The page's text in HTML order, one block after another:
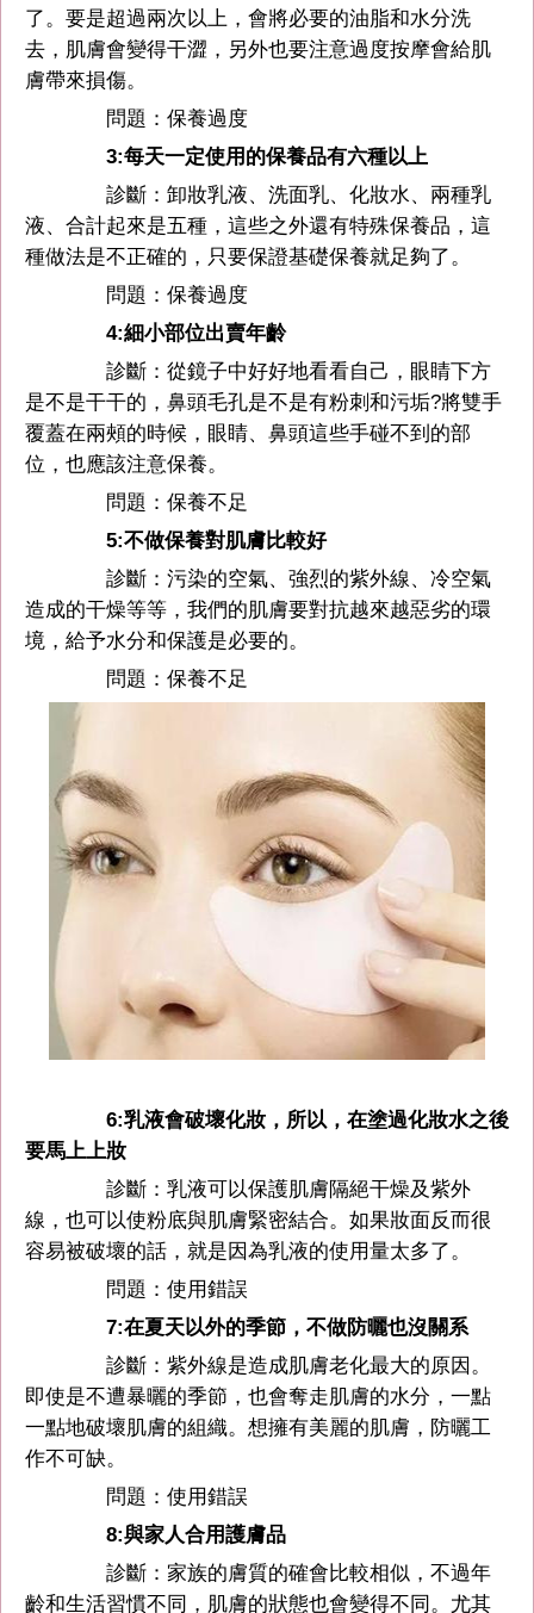
了。要是超過兩次以上，會將必要的油脂和水分洗
去，肌膚會變得干澀，另外也要注意過度按摩會給肌
膚帶來損傷。
問題：保養過度
3:每天一定使用的保養品有六種以上
診斷：卸妝乳液、洗面乳、化妝水、兩種乳
液、合計起來是五種，這些之外還有特殊保養品，這
種做法是不正確的，只要保證基礎保養就足夠了。
問題：保養過度
4:細小部位出賣年齡
診斷：從鏡子中好好地看看自己，眼睛下方
是不是干干的，鼻頭毛孔是不是有粉刺和污垢?將雙手
覆蓋在兩頰的時候，眼睛、鼻頭這些手碰不到的部
位，也應該注意保養。
問題：保養不足
5:不做保養對肌膚比較好
診斷：污染的空氣、強烈的紫外線、冷空氣
造成的干燥等等，我們的肌膚要對抗越來越惡劣的環
境，給予水分和保護是必要的。
問題：保養不足
6:乳液會破壞化妝，所以，在塗過化妝水之後
要馬上上妝
診斷：乳液可以保護肌膚隔絕干燥及紫外
線，也可以使粉底與肌膚緊密結合。如果妝面反而很
容易被破壞的話，就是因為乳液的使用量太多了。
問題：使用錯誤
7:在夏天以外的季節，不做防曬也沒關系
診斷：紫外線是造成肌膚老化最大的原因。
即使是不遭暴曬的季節，也會奪走肌膚的水分，一點
一點地破壞肌膚的組織。想擁有美麗的肌膚，防曬工
作不可缺。
問題：使用錯誤
8:與家人合用護膚品
診斷：家族的膚質的確會比較相似，不過年
齡和生活習慣不同，肌膚的狀態也會變得不同。尤其